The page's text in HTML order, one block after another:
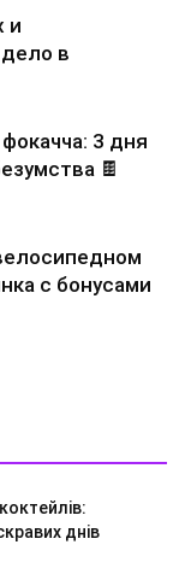
и
в
3 дня
🍫
с бонусами
днів